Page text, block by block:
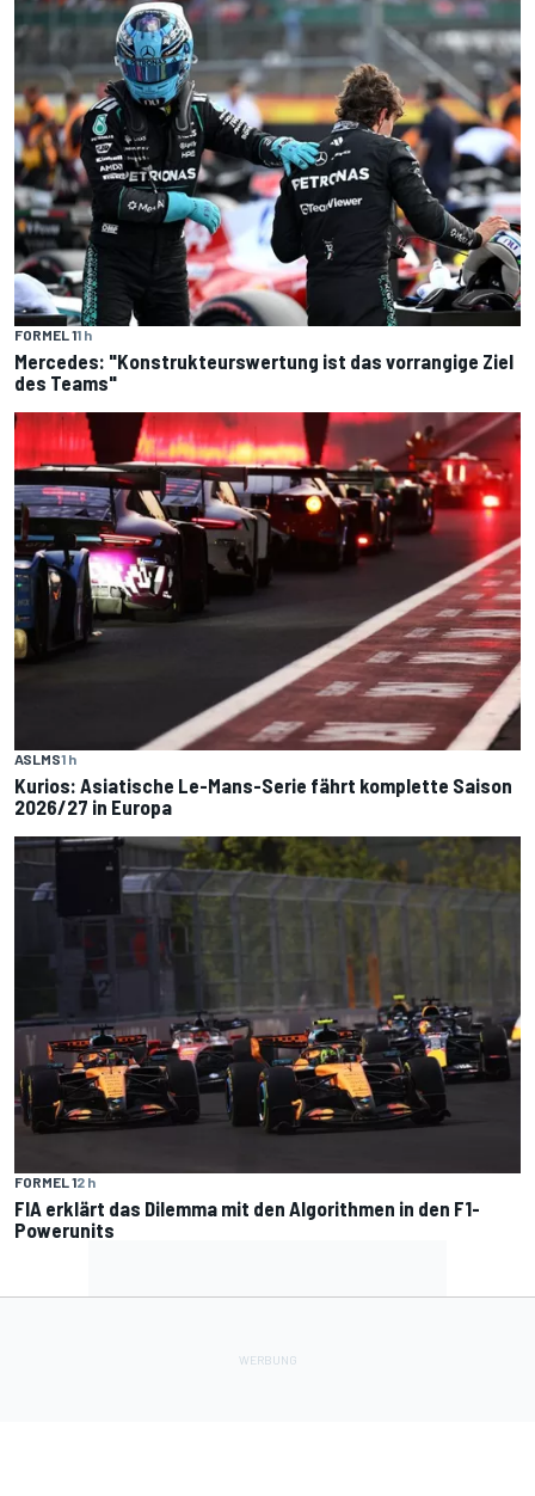
FORMEL 11 h
Mercedes: "Konstrukteurswertung ist das vorrangige Ziel
des Teams"
ASLMS1 h
Kurios: Asiatische Le-Mans-Serie fährt komplette Saison
2026/27 in Europa
FORMEL 12 h
FIA erklärt das Dilemma mit den Algorithmen in den F1-
Powerunits